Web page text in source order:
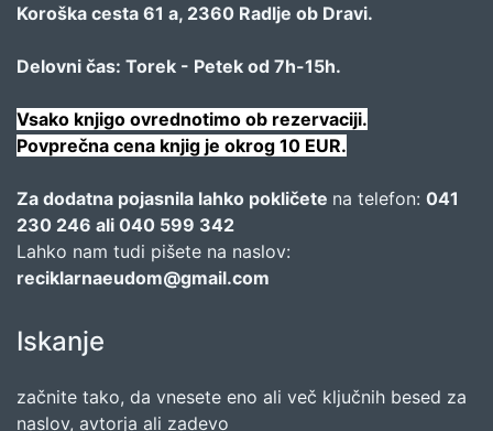
Koroška cesta 61 a, 2360 Radlje ob Dravi.
Delovni čas: Torek - Petek od 7h-15h.
Vsako knjigo ovrednotimo ob rezervaciji.
Povprečna cena knjig je okrog 10 EUR.
Za dodatna pojasnila lahko pokličete na telefon: 041
230 246 ali 040 599 342
Lahko nam tudi pišete na naslov:
reciklarnaeudom@gmail.com
Iskanje
začnite tako, da vnesete eno ali več ključnih besed za
naslov, avtorja ali zadevo